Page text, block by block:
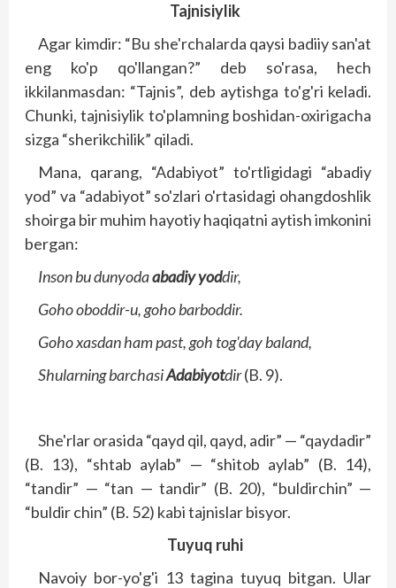
Tajnisiylik
Agar kimdir: “Bu she'rchalarda qaysi badiiy san'at
eng ko'p qo'llangan?” deb so'rasa, hech
ikkilanmasdan: “Tajnis”, deb aytishga to'g'ri keladi.
Chunki, tajnisiylik to'plamning boshidan-oxirigacha
sizga “sherikchilik” qiladi.
Mana, qarang, “Adabiyot” to'rtligidagi “abadiy
yod” va “adabiyot” so'zlari o'rtasidagi ohangdoshlik
shoirga bir muhim hayotiy haqiqatni aytish imkonini
bergan:
Inson bu dunyodaabadiy yoddir,
Goho oboddir-u, goho barboddir.
Goho xasdan ham past, goh tog'day baland,
Shularning barchasiAdabiyotdir(B. 9).
She'rlar orasida “qayd qil, qayd, adir” — “qaydadir”
(B. 13), “shtab aylab” — “shitob aylab” (B. 14),
“tandir” — “tan — tandir” (B. 20), “buldirchin” —
“buldir chin” (B. 52) kabi tajnislar bisyor.
Tuyuq ruhi
Navoiy bor-yo'g'i 13 tagina tuyuq bitgan. Ular